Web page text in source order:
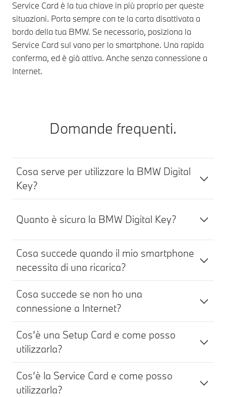
Service Card è la tua chiave in più proprio per queste
situazioni. Porta sempre con te la carta disattivata a
bordo della tua BMW. Se necessario, posiziona la
Service Card sul vano per lo smartphone. Una rapida
conferma, ed è già attiva. Anche senza connessione a
Internet.
Domande frequenti.
Cosa serve per utilizzare la BMW Digital
Key?
Quanto è sicura la BMW Digital Key?
Cosa succede quando il mio smartphone
necessita di una ricarica?
Cosa succede se non ho una
connessione a Internet?
Cos’è una Setup Card e come posso
utilizzarla?
Cos’è la Service Card e come posso
utilizzarla?